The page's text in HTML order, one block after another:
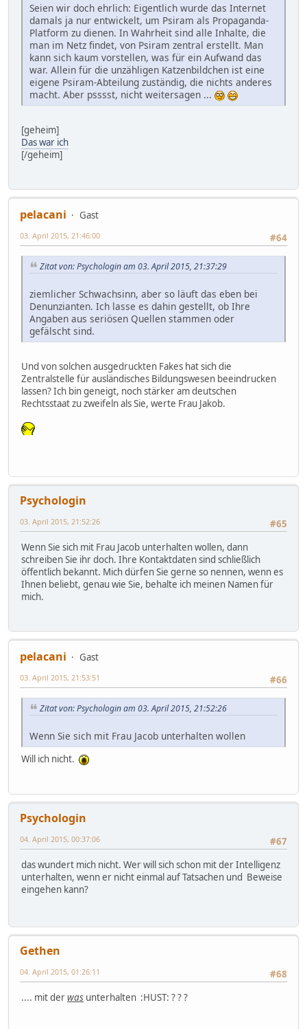
Seien wir doch ehrlich: Eigentlich wurde das Internet
damals ja nur entwickelt, um Psiram als Propaganda-
Platform zu dienen. In Wahrheit sind alle Inhalte, die
man im Netz findet, von Psiram zentral erstellt. Man
kann sich kaum vorstellen, was für ein Aufwand das
war. Allein für die unzähligen Katzenbildchen ist eine
eigene Psiram-Abteilung zuständig, die nichts anderes
macht. Aber psssst, nicht weitersagen ...
[geheim]
Das war ich
[/geheim]
pelacani
Gast
#64
03. April 2015, 21:46:00
Zitat von: Psychologin am 03. April 2015, 21:37:29
ziemlicher Schwachsinn, aber so läuft das eben bei
Denunzianten. Ich lasse es dahin gestellt, ob Ihre
Angaben aus seriösen Quellen stammen oder
gefälscht sind.
Und von solchen ausgedruckten Fakes hat sich die
Zentralstelle für ausländisches Bildungswesen beeindrucken
lassen? Ich bin geneigt, noch stärker am deutschen
Rechtsstaat zu zweifeln als Sie, werte Frau Jakob.
Psychologin
#65
03. April 2015, 21:52:26
Wenn Sie sich mit Frau Jacob unterhalten wollen, dann
schreiben Sie ihr doch. Ihre Kontaktdaten sind schließlich
öffentlich bekannt. Mich dürfen Sie gerne so nennen, wenn es
Ihnen beliebt, genau wie Sie, behalte ich meinen Namen für
mich.
pelacani
Gast
#66
03. April 2015, 21:53:51
Zitat von: Psychologin am 03. April 2015, 21:52:26
Wenn Sie sich mit Frau Jacob unterhalten wollen
Will ich nicht.
Psychologin
#67
04. April 2015, 00:37:06
das wundert mich nicht. Wer will sich schon mit der Intelligenz
unterhalten, wenn er nicht einmal auf Tatsachen und Beweise
eingehen kann?
Gethen
#68
04. April 2015, 01:26:11
.... mit derwas unterhalten :HUST: ? ? ?